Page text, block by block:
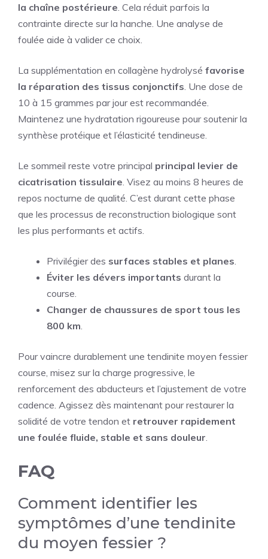
la chaîne postérieure . Cela réduit parfois la
contrainte directe sur la hanche. Une analyse de
foulée aide à valider ce choix.
La supplémentation en collagène hydrolysé favorise
la réparation des tissus conjonctifs . Une dose de
10 à 15 grammes par jour est recommandée.
Maintenez une hydratation rigoureuse pour soutenir la
synthèse protéique et l’élasticité tendineuse.
Le sommeil reste votre principal principal levier de
cicatrisation tissulaire . Visez au moins 8 heures de
repos nocturne de qualité. C’est durant cette phase
que les processus de reconstruction biologique sont
les plus performants et actifs.
Privilégier des surfaces stables et planes
Éviter les dévers importants durant la
course.
Changer de chaussures de sport tous les
800 km
Pour vaincre durablement une tendinite moyen fessier
course, misez sur la charge progressive, le
renforcement des abducteurs et l’ajustement de votre
cadence. Agissez dès maintenant pour restaurer la
solidité de votre tendon et retrouver rapidement
une foulée fluide, stable et sans douleur
FAQ
Comment identifier les
symptômes d’une tendinite
du moyen fessier ?